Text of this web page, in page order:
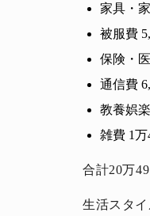
家具・
被服費
保険・
通信費
教養娯
雑費 1万
合計20万49
生活スタ